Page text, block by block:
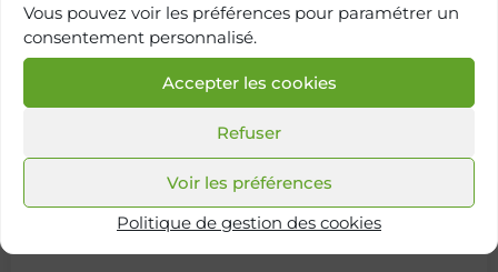
Vous pouvez voir les préférences pour paramétrer un
consentement personnalisé.
Accepter les cookies
Refuser
Voir les préférences
Politique de gestion des cookies